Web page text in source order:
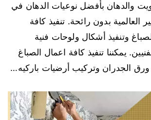
والدهان بأفضل نوعيات الدهان في
العالمية بدون رائحة. تنفيذ كافة
وتنفيذ أشكال ولوحات فنية
يمكننا تنفيذ كافة اعمال الصباغ
الجدران وتركيب أرضيات باركيه…